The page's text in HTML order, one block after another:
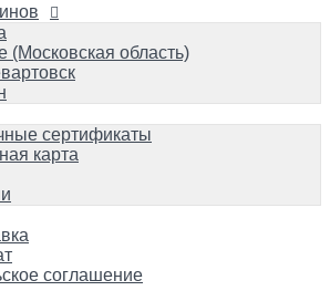
(Московская область)
сертификаты
карта
соглашение